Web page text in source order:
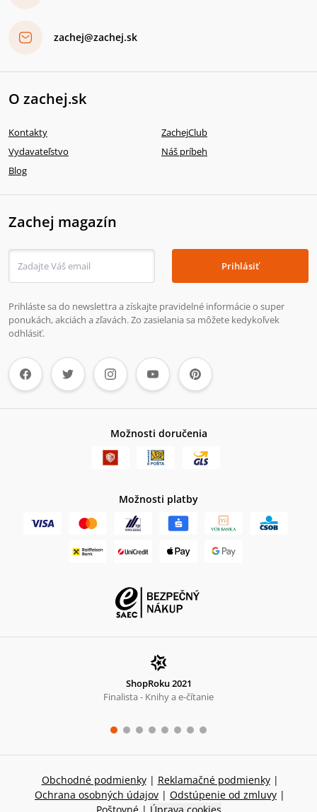
zachej@zachej.sk
O zachej.sk
Kontakty
ZachejClub
Vydavateľstvo
Náš príbeh
Blog
Zachej magazín
Prihlásiť
Prihláste sa do newslettra a získajte pravidelné informácie o super
ponukách, akciách a zľavách. Zo zasielania sa môžete kedykoľvek
odhlásiť.
Možnosti doručenia
Možnosti platby
ShopRoku 2021
Finalista - Knihy a e-čítanie
Obchodné podmienky | Reklamačné podmienky |
Ochrana osobných údajov | Odstúpenie od zmluvy |
Poštovné | Úprava cookies